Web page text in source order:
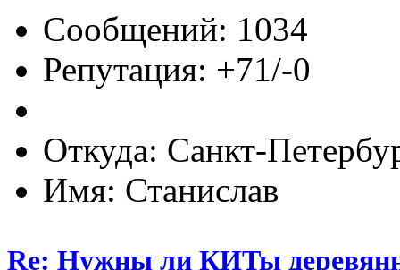
Сообщений: 1034
Репутация: +71/-0
Откуда: Санкт-
Имя: Станислав
Re: Нужны ли КИТы